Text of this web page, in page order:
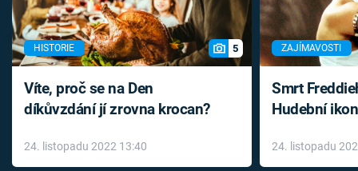
HISTORIE 5
Víte, proč se na Den
díkůvzdání jí zrovna krocan?
24. listopadu 2022 13:40
ZAJÍMAVOSTI
Smrt
Hudební
léky
24. listopadu